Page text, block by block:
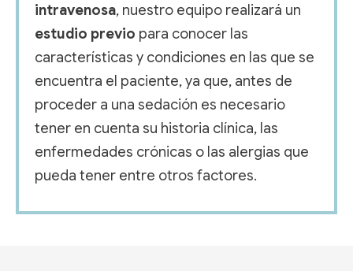
intravenosa, nuestro equipo realizará un
estudio previo para conocer las
características y condiciones en las que se
encuentra el paciente, ya que, antes de
proceder a una sedación es necesario
tener en cuenta su historia clínica, las
enfermedades crónicas o las alergias que
pueda tener entre otros factores.